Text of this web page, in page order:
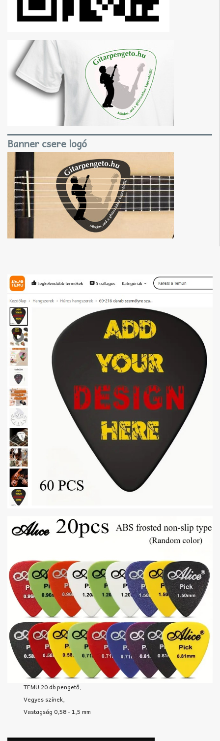
Banner csere logó
TEMU 20 db pengető,
Vegyes színek,
Vastagság 0,58 - 1,5 mm